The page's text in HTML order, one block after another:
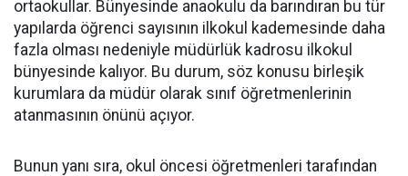
ortaokullar. Bünyesinde anaokulu da barındıran bu tür
yapılarda öğrenci sayısının ilkokul kademesinde daha
fazla olması nedeniyle müdürlük kadrosu ilkokul
bünyesinde kalıyor. Bu durum, söz konusu birleşik
kurumlara da müdür olarak sınıf öğretmenlerinin
atanmasının önünü açıyor.
​Bunun yanı sıra, okul öncesi öğretmenleri tarafından